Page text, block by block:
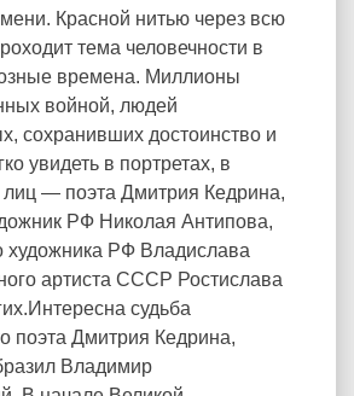
Красной нитью через всю
тема человечности в
времена. Миллионы
войной, людей
сохранивших достоинство и
увидеть в портретах, в
— поэта Дмитрия Кедрина,
РФ Николая Антипова,
художника РФ Владислава
артиста СССР Ростислава
судьба
поэта Дмитрия Кедрина,
Владимир